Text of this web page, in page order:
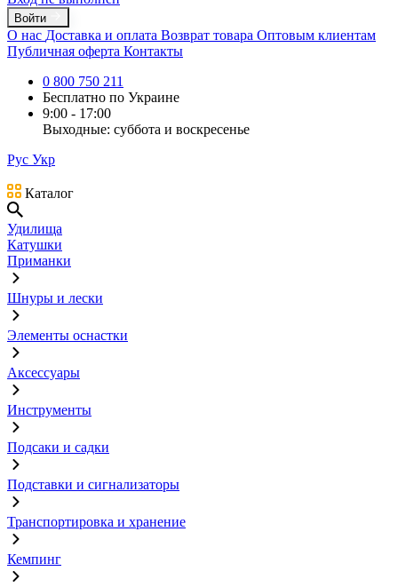
Войти
О нас Доставка и оплата Возврат товара Оптовым клиентам
Публичная оферта Контакты
0 800 750 211
Бесплатно по Украине
9:00 - 17:00
Выходные: суббота и воскресенье
Рус Укр
Каталог
Удилища
Катушки
Приманки
Шнуры и лески
Элементы оснастки
Аксессуары
Инструменты
Подсаки и садки
Подставки и сигнализаторы
Транспортировка и хранение
Кемпинг